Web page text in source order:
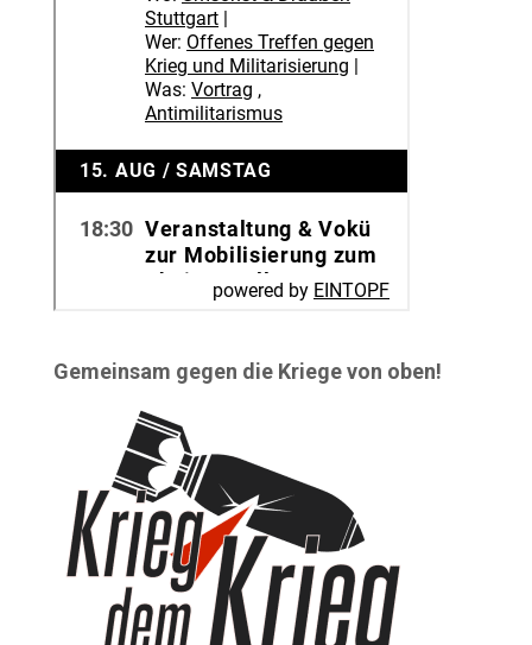
Gemeinsam gegen die Kriege von oben!